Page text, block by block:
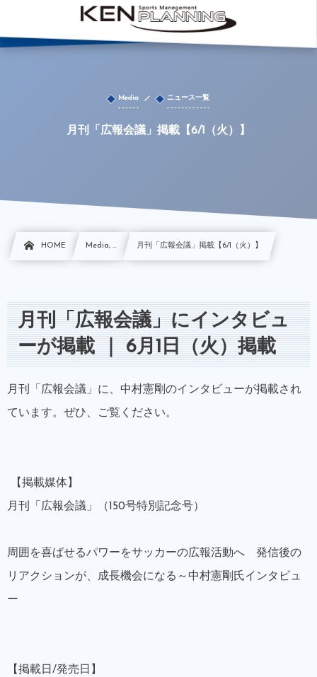
Media ニュース一覧
月刊「広報会議」掲載【6/1（火）】
HOME Media, … 月刊「広報会議」掲載【6/1（火）】
月刊「広報会議」にインタビュ
ーが掲載 ｜ 6月1日（火）掲載
月刊「広報会議」に、中村憲剛のインタビューが掲載され
ています。ぜひ、ご覧ください。
【掲載媒体】
月刊「広報会議」（150号特別記念号）
周囲を喜ばせるパワーをサッカーの広報活動へ 発信後の
リアクションが、成長機会になる～中村憲剛氏インタビュ
ー
【掲載日/発売日】